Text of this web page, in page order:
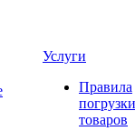
Услуги
Правила
погрузки
товаров